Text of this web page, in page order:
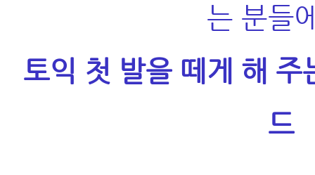
는 분들
토익 첫 발을 떼게 해 주
드